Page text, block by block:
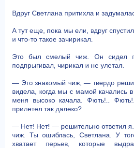
Вдруг Светлана притихла и
А тут еще, пока мы ели, вдруг
и что-то такое зачирикал.
Это был смелый чиж. Он сидел
подпрыгивал, чирикал и не улетал.
— Это знакомый чиж, — твердо
видела, когда мы с мамой качались
меня высоко качала. Фють!..
прилетел так далеко?
— Нет! Нет! — решительно ответил
чиж. Ты ошиблась, Светлана. У
хватает перьев, которые